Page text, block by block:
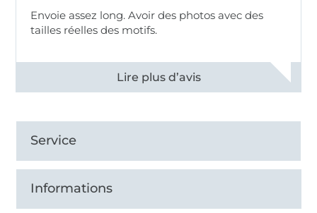
Envoie assez long. Avoir des photos avec des
tailles réelles des motifs.
Voir tous les 11494 commentaires
Service
Informations